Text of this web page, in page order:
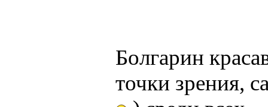
Болгарин
точки зрения,